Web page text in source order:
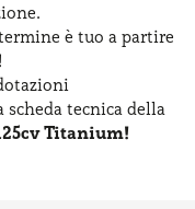
.
è tuo a partire
scheda tecnica della
Titanium!